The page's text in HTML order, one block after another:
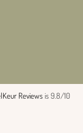
Reviewsis 9.8/10